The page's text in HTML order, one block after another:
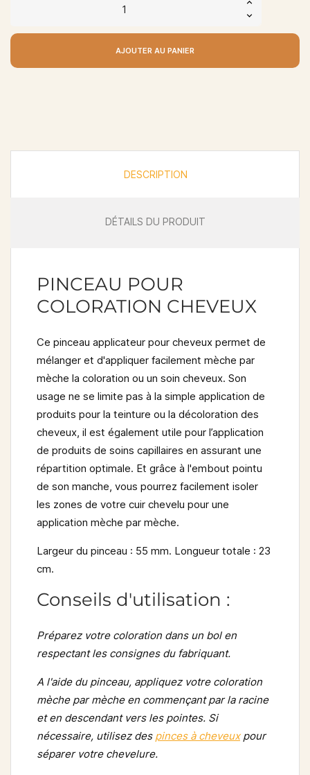
AJOUTER AU PANIER
DESCRIPTION
DÉTAILS DU PRODUIT
PINCEAU POUR
COLORATION CHEVEUX
Ce pinceau applicateur pour cheveux permet de
mélanger et d'appliquer facilement mèche par
mèche la coloration ou un soin cheveux. Son
usage ne se limite pas à la simple application de
produits pour la teinture ou la décoloration des
cheveux, il est également utile pour l’application
de produits de soins capillaires en assurant une
répartition optimale. Et grâce à l'embout pointu
de son manche, vous pourrez facilement isoler
les zones de votre cuir chevelu pour une
application mèche par mèche.
Largeur du pinceau : 55 mm. Longueur totale : 23
cm.
Conseils d'utilisation :
Préparez votre coloration dans un bol en
respectant les consignes du fabriquant.
A l'aide du pinceau, appliquez votre coloration
mèche par mèche en commençant par la racine
et en descendant vers les pointes. Si
nécessaire, utilisez des pinces à cheveuxpour
séparer votre chevelure.